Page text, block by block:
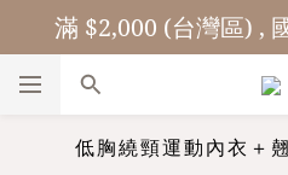
滿 $2,000 (台灣區) ,
低胸繞頸運動內衣＋